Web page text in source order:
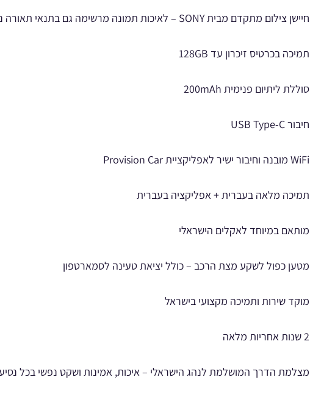
חיישן צילום מתקדם מבית SONY – לאיכות תמונה מרשימה גם בתנאי תאורה נמוכה
תמיכה בכרטיס זיכרון עד 128GB
סוללת ליתיום פנימית 200mAh
חיבור USB Type-C
WiFi מובנה וחיבור ישיר לאפליקציית Provision Car
תמיכה מלאה בעברית + אפליקציה בעברית
מותאם במיוחד לאקלים הישראלי
מטען כפול לשקע מצת הרכב – כולל יציאת טעינה לסמארטפון
מוקד שירות ותמיכה מקצועי בישראל
2 שנות אחריות מלאה
מצלמת הדרך המושלמת לנהג הישראלי – איכות, אמינות ושקט נפשי בכל